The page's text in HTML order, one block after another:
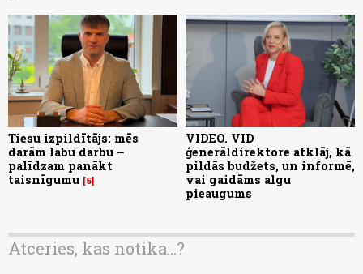
Tiesu izpildītājs: mēs
darām labu darbu –
palīdzam panākt
taisnīgumu 5
VIDEO. VID
ģenerāldirektore atklāj, kā
pildās budžets, un informē,
vai gaidāms algu
pieaugums
Atceries, kas notika...?